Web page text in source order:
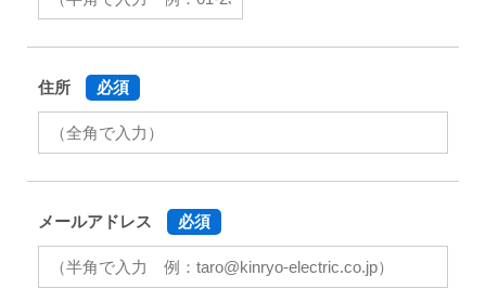
住所 必須
メールアドレス 必須